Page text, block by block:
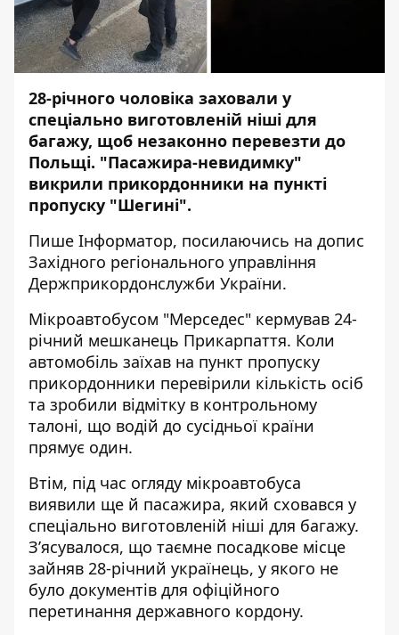
28-річного чоловіка заховали у
спеціально виготовленій ніші для
багажу, щоб незаконно перевезти до
Польщі. "Пасажира-невидимку"
викрили прикордонники на пункті
пропуску "Шегині".
Пише Інформатор, посилаючись на допис
Західного регіонального управління
Держприкордонслужби України.
Мікроавтобусом "Мерседес" кермував 24-
річний мешканець Прикарпаття. Коли
автомобіль заїхав на пункт пропуску
прикордонники перевірили кількість осіб
та зробили відмітку в контрольному
талоні, що водій до сусідньої країни
прямує один.
Втім, під час огляду мікроавтобуса
виявили ще й пасажира, який сховався у
спеціально виготовленій ніші для багажу.
З’ясувалося, що таємне посадкове місце
зайняв 28-річний українець, у якого не
було документів для офіційного
перетинання державного кордону.